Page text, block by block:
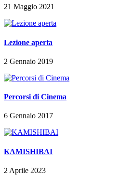
21 Maggio 2021
Lezione aperta
2 Gennaio 2019
Percorsi di Cinema
6 Gennaio 2017
KAMISHIBAI
2 Aprile 2023